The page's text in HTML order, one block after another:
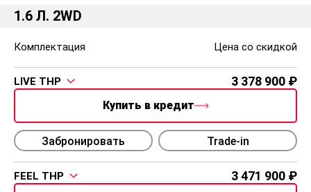
1.6 Л. 2WD
Комплектация Цена со скидкой
LIVE THP 3 378 900
Купить в кредит
Забронировать Trade-in
FEEL THP 3 471 900